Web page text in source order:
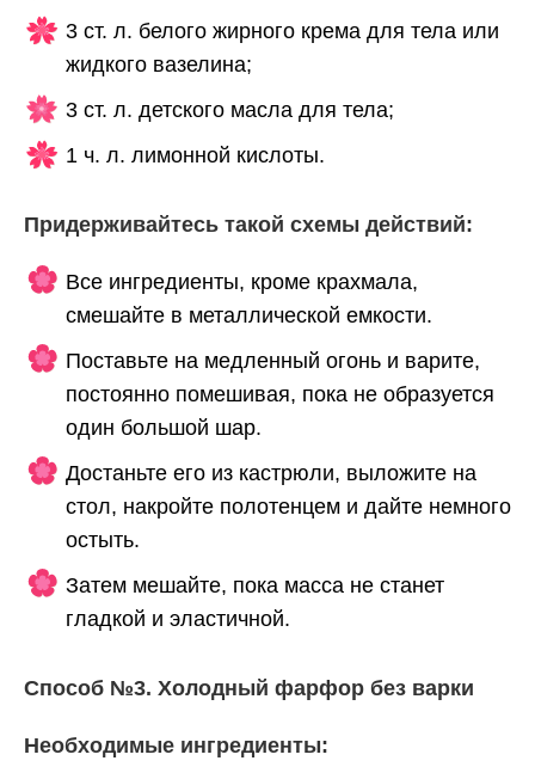
3 ст. л. белого жирного крема для тела или
жидкого вазелина;
3 ст. л. детского масла для тела;
1 ч. л. лимонной кислоты.
Придерживайтесь такой схемы действий:
Все ингредиенты, кроме крахмала,
смешайте в металлической емкости.
Поставьте на медленный огонь и варите,
постоянно помешивая, пока не образуется
один большой шар.
Достаньте его из кастрюли, выложите на
стол, накройте полотенцем и дайте немного
остыть.
Затем мешайте, пока масса не станет
гладкой и эластичной.
Способ №3. Холодный фарфор без варки
Необходимые ингредиенты: